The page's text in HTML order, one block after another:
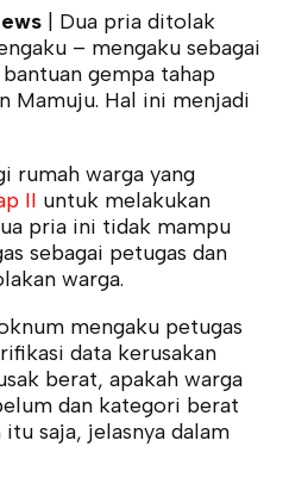
| Dua pria ditolak
– mengaku sebagai
gempa tahap
Mamuju. Hal ini menjadi
rumah warga yang
II untuk melakukan
pria ini tidak mampu
sebagai petugas dan
warga.
mengaku petugas
data kerusakan
berat, apakah warga
dan kategori berat
saja, jelasnya dalam